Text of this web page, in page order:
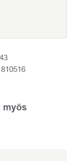
810516
myös